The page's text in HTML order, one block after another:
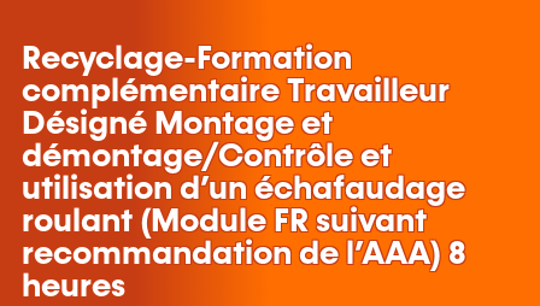
Recyclage-Formation
complémentaire Travailleur
Désigné Montage et
démontage/Contrôle et
utilisation d’un échafaudage
roulant (Module FR suivant
recommandation de l’AAA) 8
heures